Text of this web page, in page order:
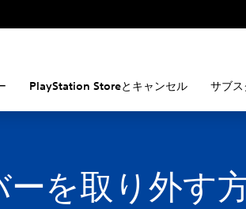
PlayStation Storeとキャンセル サブ
ーを取り外す